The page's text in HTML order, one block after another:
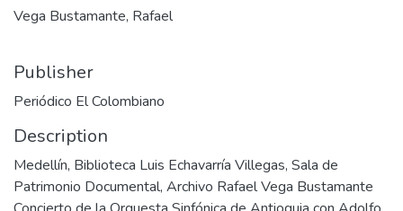
Vega Bustamante, Rafael
Publisher
Periódico El Colombiano
Description
Medellín, Biblioteca Luis Echavarría Villegas, Sala de
Patrimonio Documental, Archivo Rafael Vega Bustamante